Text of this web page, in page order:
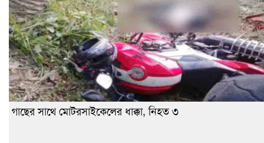
গাছের সাথে মোটরসাইকেলের ধাক্কা, নিহত ৩